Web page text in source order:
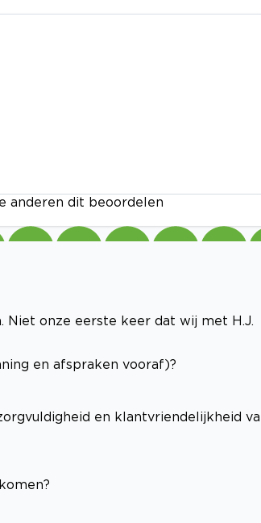
anderen dit beoordelen
onze eerste keer dat wij met H.J.
en afspraken vooraf)?
en klantvriendelijkheid